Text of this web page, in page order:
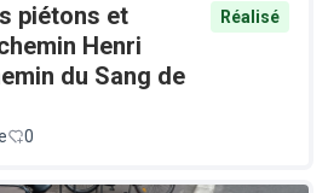
piétons et
Henri
du Sang de
Réalisé
0